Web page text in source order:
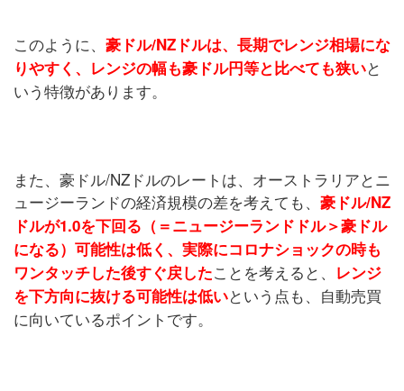
このように、 豪ドル/NZドルは、長期でレンジ相場にな
りやすく、レンジの幅も豪ドル円等と比べても狭いと
いう特徴があります。
また、豪ドル/NZドルのレートは、オーストラリアとニ
ュージーランドの経済規模の差を考えても、 豪ドル/NZ
ドルが1.0を下回る（＝ニュージーランドドル＞豪ドル
になる）可能性は低く、実際にコロナショックの時も
ワンタッチした後すぐ戻したことを考えると、
レンジ
を下方向に抜ける可能性は低いという点も、自動売買
に向いているポイントです。